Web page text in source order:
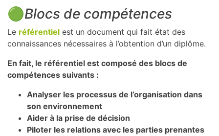
🟢Blocs de compétences
Le référentiel est un document qui fait état des
connaissances nécessaires à l’obtention d’un diplôme.
En fait, le référentiel est composé des blocs de
compétences suivants :
Analyser les processus de l’organisation dans
son environnement
Aider à la prise de décision
Piloter les relations avec les parties prenantes